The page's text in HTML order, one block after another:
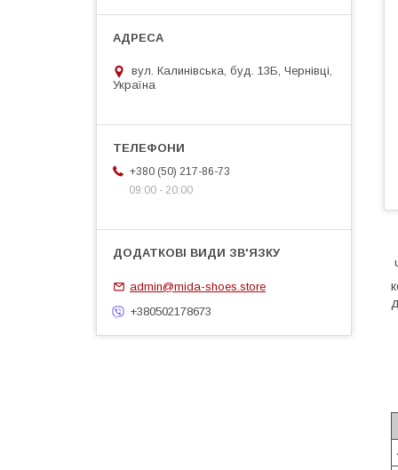
вул. Калинівська, буд. 13Б, Чернівці,
Україна
+380 (50) 217-86-73
09:00 - 20:00
admin@mida-shoes.store
+380502178673